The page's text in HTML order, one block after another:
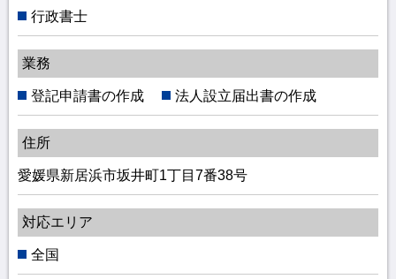
行政書士
業務
登記申請書の作成 法人設立届出書の作成
住所
愛媛県新居浜市坂井町1丁目7番38号
対応エリア
全国